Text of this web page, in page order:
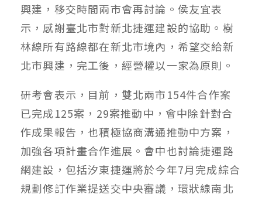
興建，移交時間兩市會再討論。侯友宜表
示，感謝臺北市對新北捷運建設的協助。樹
林線所有路線都在新北市境內，希望交給新
北市興建，完工後，經營權以一家為原則。
研考會表示，目前，雙北兩市154件合作案
已完成125案，29案推動中，會中除針對合
作成果報告，也積極協商溝通推動中方案，
加強各項計畫合作進展。會中也討論捷運路
網建設，包括汐東捷運將於今年7月完成綜合
規劃修訂作業提送交中央審議，環狀線南北